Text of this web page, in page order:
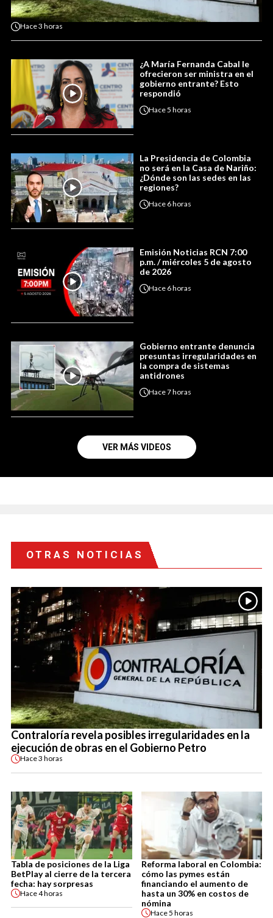
Hace3 horas
¿A María Fernanda Cabal le
ofrecieron ser ministra en el
gobierno entrante? Esto
respondió
Hace5 horas
La Presidencia de Colombia
no será en la Casa de Nariño:
¿Dónde son las sedes en las
regiones?
Hace 6 horas
Emisión Noticias RCN 7:00
p.m. / miércoles 5 de agosto
de 2026
Hace 6 horas
Gobierno entrante denuncia
presuntas irregularidades en
la compra de sistemas
antidrones
Hace7 horas
VER MÁS VIDEOS
OTRAS NOTICIAS
Contraloría revela posibles irregularidades en la
ejecución de obras en el Gobierno Petro
Hace3 horas
Tabla de posiciones de la Liga
BetPlay al cierre de la tercera
fecha: hay sorpresas
Hace4 horas
Reforma laboral en Colombia:
cómo las pymes están
financiando el aumento de
hasta un 30% en costos de
nómina
Hace5 horas